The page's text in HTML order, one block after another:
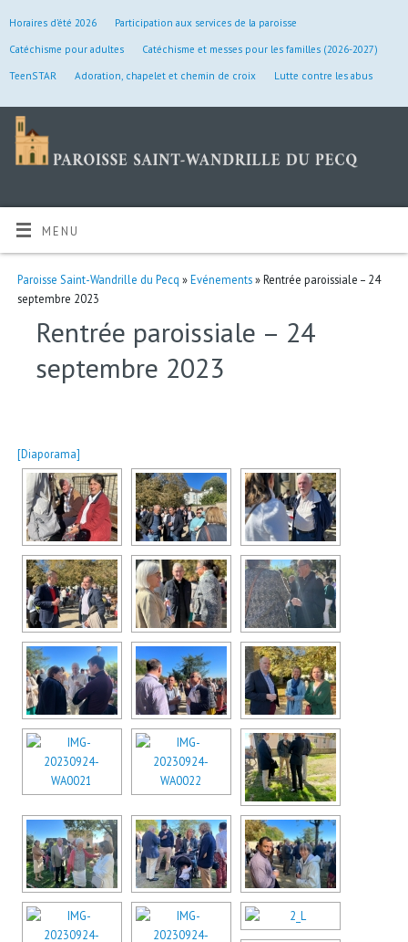
Horaires d’été 2026
Participation aux services de la paroisse
Catéchisme pour adultes
Catéchisme et messes pour les familles (2026-2027)
TeenSTAR
Adoration, chapelet et chemin de croix Lutte contre les abus
MENU
Paroisse Saint-Wandrille du Pecq »Evénements» Rentrée paroissiale – 24
septembre 2023
Rentrée paroissiale – 24
septembre 2023
[Diaporama]